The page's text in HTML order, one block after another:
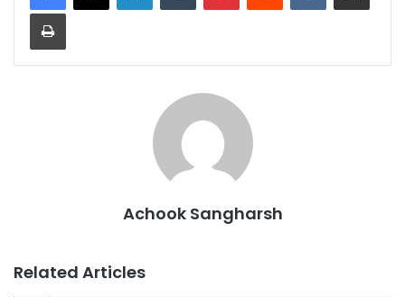
Print
Achook Sangharsh
Related Articles